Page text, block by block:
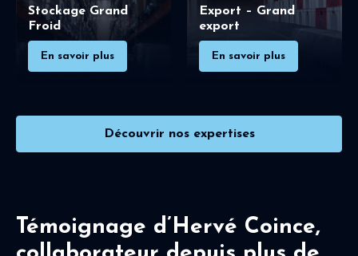
Stockage Grand
Froid
En savoir plus
Export – Grand
export
En savoir plus
Découvrir nos expertises
Témoignage d’Hervé Coince,